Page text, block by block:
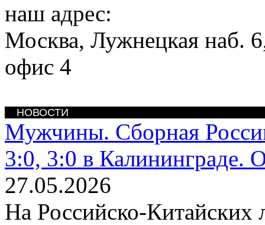
наш адрес:
Москва, Лужнецкая наб.
офис 4
НОВОСТИ
Мужчины. Сборная
3:0, 3:0 в Калининграде.
27.05.2026
На Российско-